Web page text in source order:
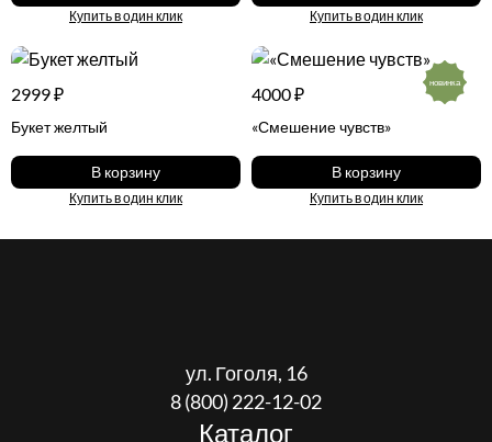
Купить в один клик Купить в один клик
2999 ₽
Букет желтый
Купить в один клик
В корзину
4000 ₽
«Смешение чувств»
Купить в один клик
В корзину
новинка
ул. Гоголя, 16
8 (800) 222-12-02
Каталог